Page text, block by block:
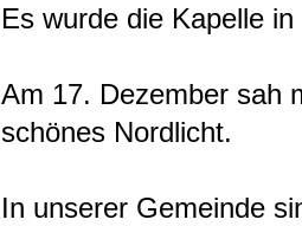
Es wurde die Kapelle
Am 17. Dezember sah
schönes Nordlicht.
In unserer Gemeinde